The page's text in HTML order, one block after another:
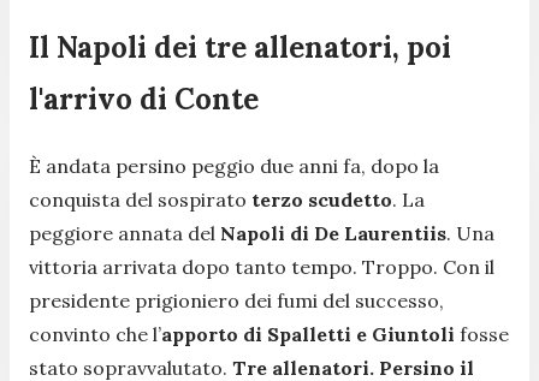
Il Napoli dei tre allenatori, poi
l'arrivo di Conte
È andata persino peggio due anni fa, dopo la
conquista del sospirato terzo scudetto. La
peggiore annata del Napoli di De Laurentiis. Una
vittoria arrivata dopo tanto tempo. Troppo. Con il
presidente prigioniero dei fumi del successo,
convinto che l’apporto di Spalletti e Giuntoli fosse
stato sopravvalutato. Tre allenatori. Persino il